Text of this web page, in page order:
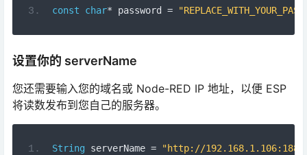
const
char* password =
设置你的 serverName
您还需要输入您的域名或 Node-RED IP 地址，以便 ESP
将读数发布到您自己的服务器。
String serverName = "http://